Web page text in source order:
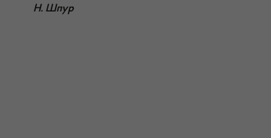
Н. Шпур